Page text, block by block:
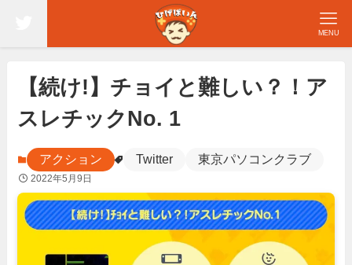
MENU
【続け!】チョイと難しい？！ア
スレチックNo. 1
アクション Twitter 東京パソコンクラブ
2022年5月9日